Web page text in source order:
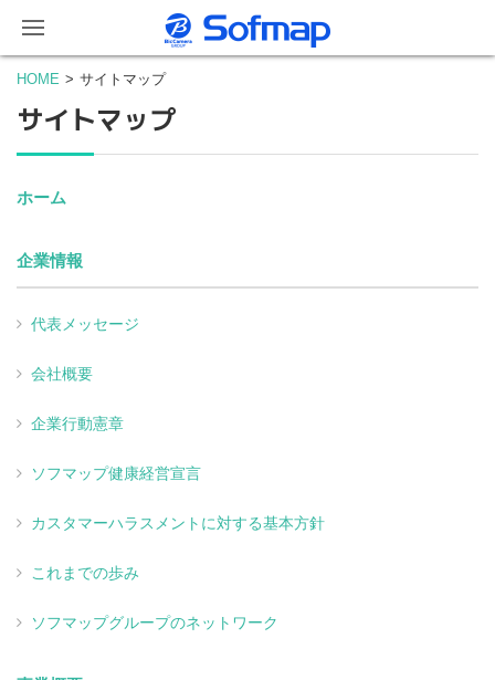
HOME サイトマップ
サイトマップ
ホーム
企業情報
代表メッセージ
会社概要
企業行動憲章
ソフマップ健康経営宣言
カスタマーハラスメントに対する基本方針
これまでの歩み
ソフマップグループのネットワーク